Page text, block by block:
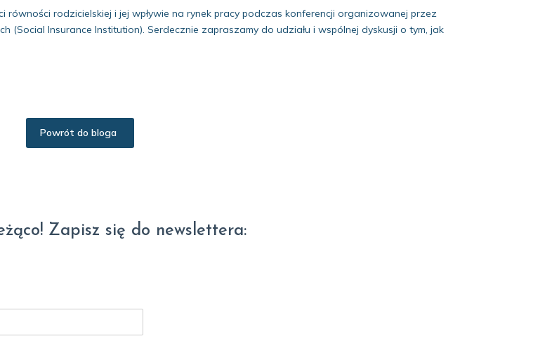
równości rodzicielskiej i jej wpływie na rynek pracy podczas konferencji organizowanej przez
(Social Insurance Institution). Serdecznie zapraszamy do udziału i wspólnej dyskusji o tym, jak
Powrót do bloga
Zapisz się do newslettera: